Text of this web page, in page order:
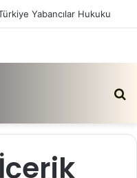
Yabancılar Hukuku